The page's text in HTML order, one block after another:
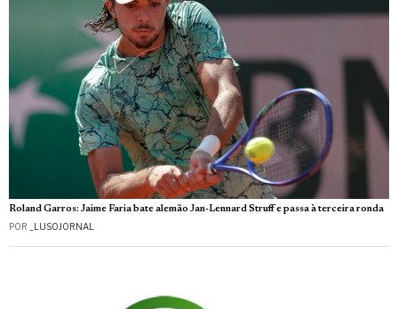
Roland Garros: Jaime Faria bate alemão Jan-Lennard Struff e passa à terceira ronda
POR _LUSOJORNAL